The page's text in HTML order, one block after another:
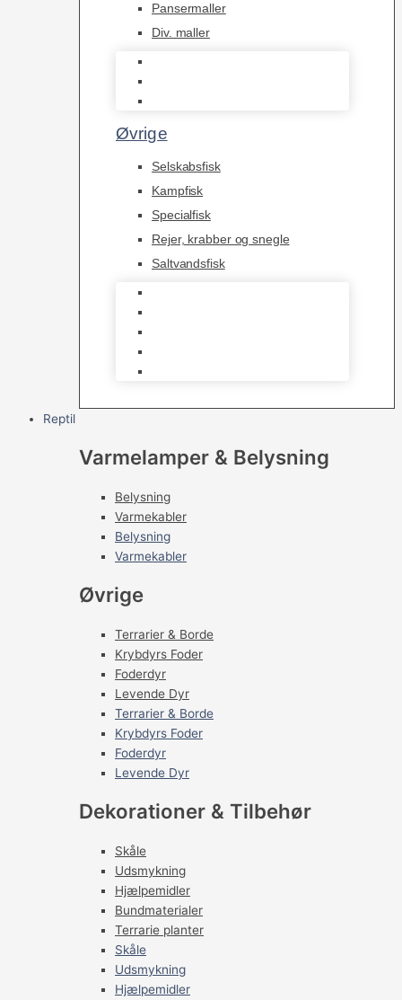
Pansermaller
Div. maller
Øvrige
Selskabsfisk
Kampfisk
Specialfisk
Rejer, krabber og snegle
Saltvandsfisk
Reptil
Varmelamper & Belysning
Belysning
Varmekabler
Belysning
Varmekabler
Øvrige
Terrarier & Borde
Krybdyrs Foder
Foderdyr
Levende Dyr
Terrarier & Borde
Krybdyrs Foder
Foderdyr
Levende Dyr
Dekorationer & Tilbehør
Skåle
Udsmykning
Hjælpemidler
Bundmaterialer
Terrarie planter
Skåle
Udsmykning
Hjælpemidler